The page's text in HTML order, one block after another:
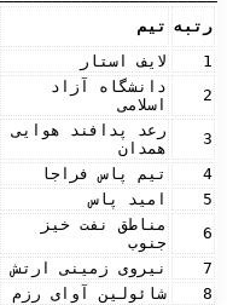
رتبه تیم
1
لایف استار
2
دانشگاه آزاد
اسلامی
3
رعد پدافند هوایی
همدان
4
تیم پاس فراجا
5
امید پاس
6
مناطق نفت خیز
جنوب
7
نیروی زمینی ارتش
8
شائولین آوای رزم